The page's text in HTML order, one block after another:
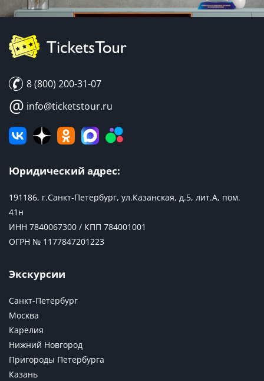
8 (800) 200-31-07
@ info@ticketstour.ru
Юридический адрес:
191186, г.Санкт-Петербург, ул.Казанская, д.5, лит.А, пом.
41н
ИНН 7840067300 / КПП 784001001
ОГРН № 1177847201223
Экскурсии
Санкт-Петербург
Москва
Карелия
Нижний Новгород
Пригороды Петербурга
Казань